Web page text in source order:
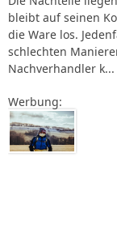
bleibt auf seinen
die Ware los.
schlechten
Nachverhandler k...
Werbung: